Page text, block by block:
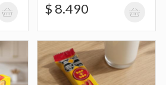
Oblea Xl Bonobon 45Gr
$ 2.190
$ 8.490